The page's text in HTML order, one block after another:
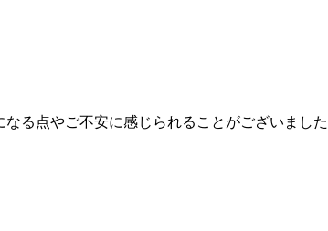
る点やご不安に感じられることがございました